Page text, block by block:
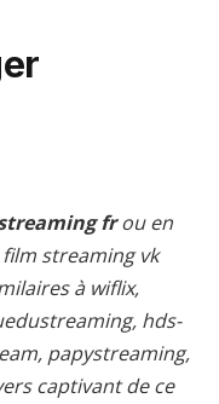
frou en
streaming vk
à wiflix,
hds-
papystreaming,
captivant de ce